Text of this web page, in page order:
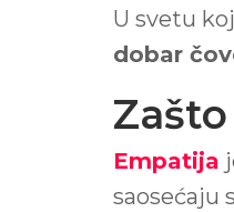
U svetu
dobar
Empatija
saosećaju